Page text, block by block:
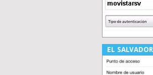
EL SALVADOR